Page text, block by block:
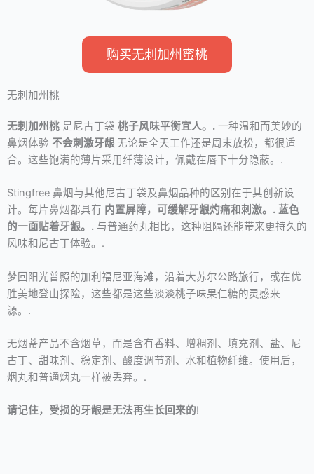
购买无刺加州蜜桃
无刺加州桃
无刺加州桃 是尼古丁袋 桃子风味平衡宜人。. 一种温和而美妙的
鼻烟体验 不会刺激牙龈 无论是全天工作还是周末放松，都很适
合。这些饱满的薄片采用纤薄设计，佩戴在唇下十分隐蔽。.
Stingfree 鼻烟与其他尼古丁袋及鼻烟品种的区别在于其创新设
计。每片鼻烟都具有 内置屏障，可缓解牙龈灼痛和刺激。. 蓝色
的一面贴着牙龈。. 与普通药丸相比，这种阻隔还能带来更持久的
风味和尼古丁体验。.
梦回阳光普照的加利福尼亚海滩，沿着大苏尔公路旅行，或在优
胜美地登山探险，这些都是这些淡淡桃子味果仁糖的灵感来
源。.
无烟蒂产品不含烟草，而是含有香料、增稠剂、填充剂、盐、尼
古丁、甜味剂、稳定剂、酸度调节剂、水和植物纤维。使用后，
烟丸和普通烟丸一样被丢弃。.
请记住，受损的牙龈是无法再生长回来的!